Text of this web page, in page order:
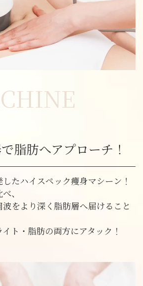
脂肪へアプローチ！
たハイスペック痩身マシーン！
、
をより深く脂肪層へ届けること
ト・脂肪の両方にアタック！